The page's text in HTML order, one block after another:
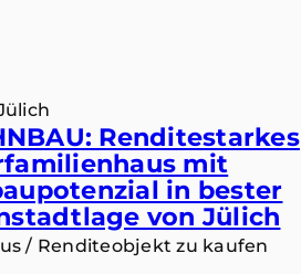
Renditestarkes
mit
in bester
von Jülich
/ Renditeobjekt zu kaufen